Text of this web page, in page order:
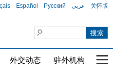
Español Русский عربي 关怀版
外交动态 驻外机构 国